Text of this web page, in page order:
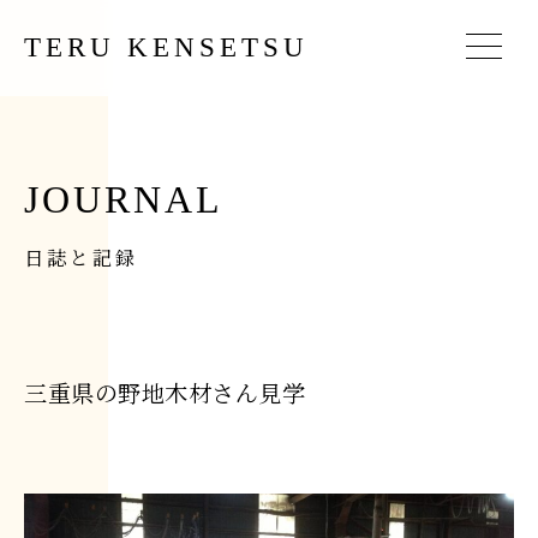
TERU KENSETSU
JOURNAL
日誌と記録
三重県の野地木材さん見学